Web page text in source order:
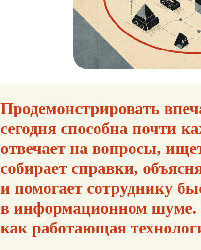
Продемонстрировать
сегодня способна почти
отвечает на вопросы,
собирает справки,
и помогает сотруднику
в информационном шуме.
как работающая